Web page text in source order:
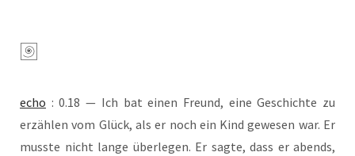
echo : 0.18 — Ich bat einen Freund, eine Geschich­te zu
erzäh­len vom Glück, als er noch ein Kind gewe­sen war. Er
muss­te nicht lan­ge über­le­gen. Er sag­te, dass er abends,